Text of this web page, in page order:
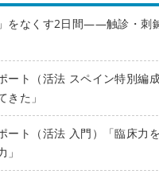
」をなくす2日間——触診・刺
ート（活法 スペイン特別編
きた」
ート（活法 入門）「臨床力